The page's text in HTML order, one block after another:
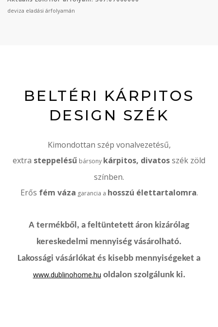
deviza eladási árfolyamán
BELTÉRI KÁRPITOS
DESIGN SZÉK
Kimondottan szép vonalvezetésű,
extra steppelésű bársony kárpitos, divatosszék zöld
színben.
Erős fém váza garancia a hosszú élettartalomra.
A termékből, a feltüntetett áron kizárólag
kereskedelmi mennyiség vásárolható.
Lakossági vásárlókat és kisebb mennyiségeket a
www.dublinohome.hu oldalon szolgálunk ki.